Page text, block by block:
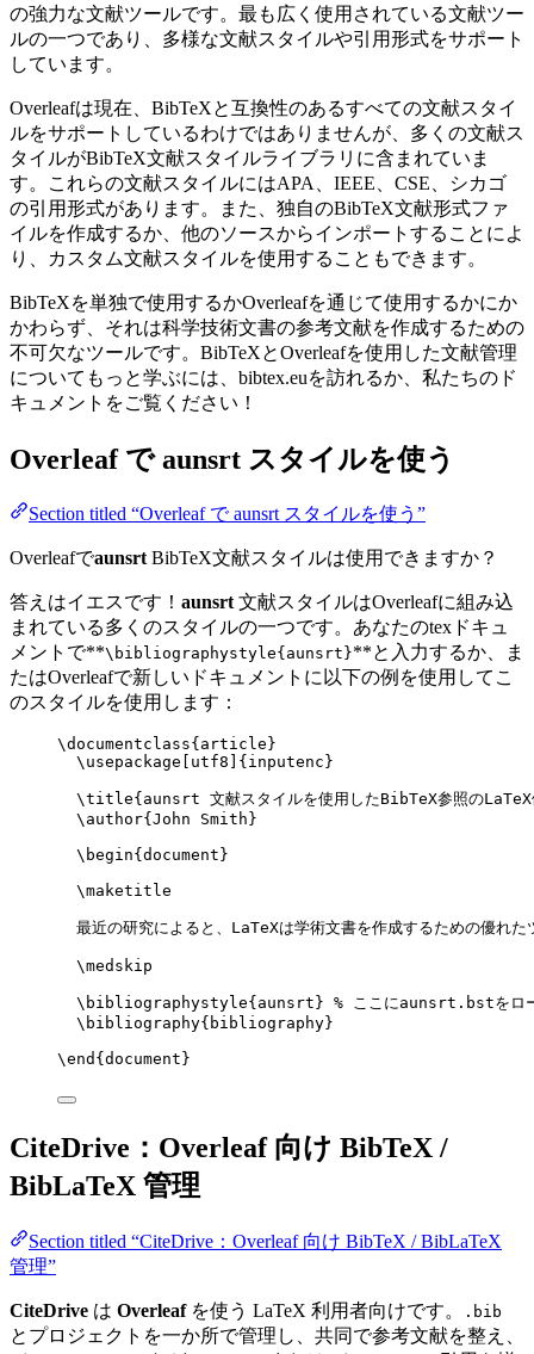
の強力な文献ツールです。最も広く使用されている文献ツー
ルの一つであり、多様な文献スタイルや引用形式をサポート
しています。
Overleafは現在、BibTeXと互換性のあるすべての文献スタイ
ルをサポートしているわけではありませんが、多くの文献ス
タイルがBibTeX文献スタイルライブラリに含まれていま
す。これらの文献スタイルにはAPA、IEEE、CSE、シカゴ
の引用形式があります。また、独自のBibTeX文献形式ファ
イルを作成するか、他のソースからインポートすることによ
り、カスタム文献スタイルを使用することもできます。
BibTeXを単独で使用するかOverleafを通じて使用するかにか
かわらず、それは科学技術文書の参考文献を作成するための
不可欠なツールです。BibTeXとOverleafを使用した文献管理
についてもっと学ぶには、bibtex.euを訪れるか、私たちのド
キュメントをご覧ください！
Overleaf でaunsrt スタイルを使う
Section titled “Overleaf で aunsrt スタイルを使う”
OverleafでaunsrtBibTeX文献スタイルは使用できますか？
答えはイエスです！ aunsrt文献スタイルはOverleafに組み込
まれている多くのスタイルの一つです。あなたのtexドキュ
メントで**\bibliographystyle{aunsrt}**と入力するか、ま
たはOverleafで新しいドキュメントに以下の例を使用してこ
のスタイルを使用します：
\documentclass{ article }
\usepackage
utf8 ]{ inputenc }
\title{aunsrt 文献スタイルを使用したBibTeX参照の
\author{John Smith}
\begin{ document }
\maketitle
最近の研究によると、LaTeXは学術文書を作成するための優れ
\medskip
\bibliographystyle{aunsrt} % ここにaunsrt.bstをロ
\bibliography{bibliography}
\end { document }
CiteDrive：Overleaf 向け BibTeX /
BibLaTeX 管理
Section titled “CiteDrive：Overleaf 向け BibTeX / BibLaTeX
管理”
CiteDrive は Overleafを使う LaTeX 利用者向けです。 .bib
とプロジェクトを一か所で管理し、共同で参考文献を整え、